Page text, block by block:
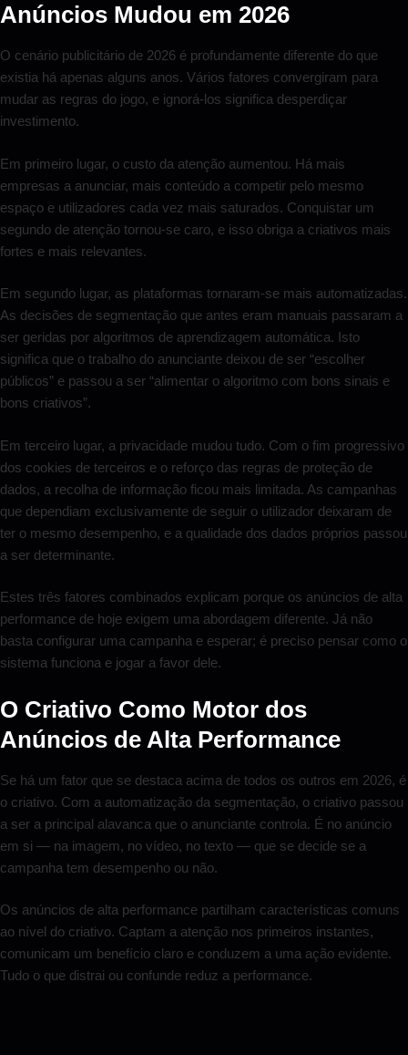
Anúncios Mudou em 2026
O cenário publicitário de 2026 é profundamente diferente do que
existia há apenas alguns anos. Vários fatores convergiram para
mudar as regras do jogo, e ignorá-los significa desperdiçar
investimento.
Em primeiro lugar, o custo da atenção aumentou. Há mais
empresas a anunciar, mais conteúdo a competir pelo mesmo
espaço e utilizadores cada vez mais saturados. Conquistar um
segundo de atenção tornou-se caro, e isso obriga a criativos mais
fortes e mais relevantes.
Em segundo lugar, as plataformas tornaram-se mais automatizadas.
As decisões de segmentação que antes eram manuais passaram a
ser geridas por algoritmos de aprendizagem automática. Isto
significa que o trabalho do anunciante deixou de ser “escolher
públicos” e passou a ser “alimentar o algoritmo com bons sinais e
bons criativos”.
Em terceiro lugar, a privacidade mudou tudo. Com o fim progressivo
dos cookies de terceiros e o reforço das regras de proteção de
dados, a recolha de informação ficou mais limitada. As campanhas
que dependiam exclusivamente de seguir o utilizador deixaram de
ter o mesmo desempenho, e a qualidade dos dados próprios passou
a ser determinante.
Estes três fatores combinados explicam porque os anúncios de alta
performance de hoje exigem uma abordagem diferente. Já não
basta configurar uma campanha e esperar; é preciso pensar como o
sistema funciona e jogar a favor dele.
O Criativo Como Motor dos
Anúncios de Alta Performance
Se há um fator que se destaca acima de todos os outros em 2026, é
o criativo. Com a automatização da segmentação, o criativo passou
a ser a principal alavanca que o anunciante controla. É no anúncio
em si — na imagem, no vídeo, no texto — que se decide se a
campanha tem desempenho ou não.
Os anúncios de alta performance partilham características comuns
ao nível do criativo. Captam a atenção nos primeiros instantes,
comunicam um benefício claro e conduzem a uma ação evidente.
Tudo o que distrai ou confunde reduz a performance.